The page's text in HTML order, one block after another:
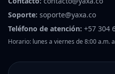
Soporte: soporte@yaxa.co
Teléfono de atención: +57 304
Horario: lunes a viernes de 8:00 a.m.